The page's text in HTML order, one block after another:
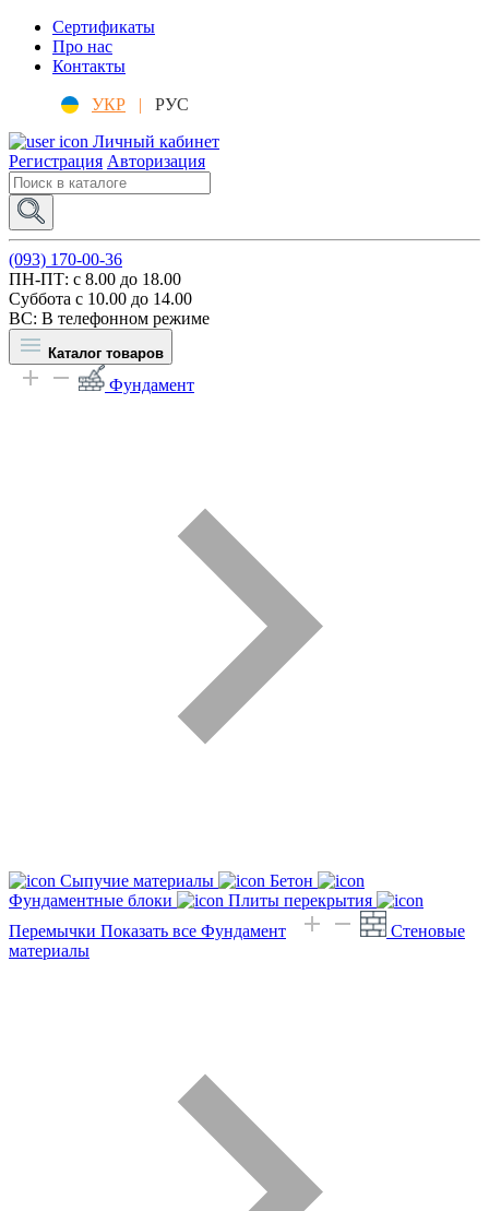
Сертификаты
Про нас
Контакты
УКР |
РУС
Личный кабинет
Регистрация Авторизация
(093) 170-00-36
ПН-ПТ: c 8.00 до 18.00
Суббота с 10.00 до 14.00
ВС: В телефонном режиме
Каталог товаров
Фундамент
Сыпучие материалы
Бетон
Фундаментные блоки
Плиты перекрытия
Перемычки Показать все Фундамент
Стеновые
материалы